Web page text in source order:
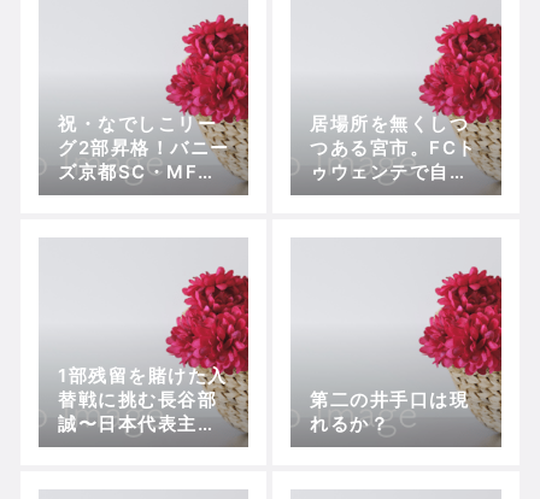
祝・なでしこリー
グ2部昇格！バニー
ズ京都SC・MF澤
田由佳の『眼・
居場所を無くしつ
つある宮市。FCト
ゥウェンテで自ら
の道を切り開ける
1部残留を賭けた入
替戦に挑む長谷部
誠〜日本代表主将
の古巣との因縁
第二の井手口は現
れるか？